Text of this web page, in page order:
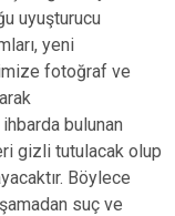
uyuşturucu
yeni
fotoğraf ve
bulunan
gizli tutulacak olup
Böylece
suç ve